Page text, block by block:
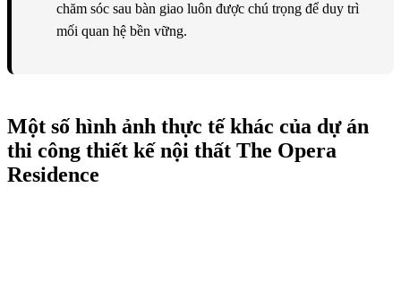
chăm sóc sau bàn giao luôn được chú trọng để duy trì
mối quan hệ bền vững.
Một số hình ảnh thực tế khác của dự án
thi công thiết kế nội thất The Opera
Residence